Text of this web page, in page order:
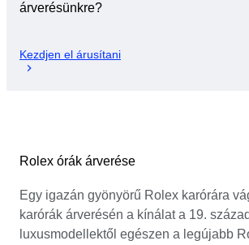
árverésünkre?
Kezdjen el árusítani
Rolex órák árverése
Egy igazán gyönyörű Rolex karórára
karórák árverésén a kínálat a 19.
luxusmodellektől egészen a legújabb